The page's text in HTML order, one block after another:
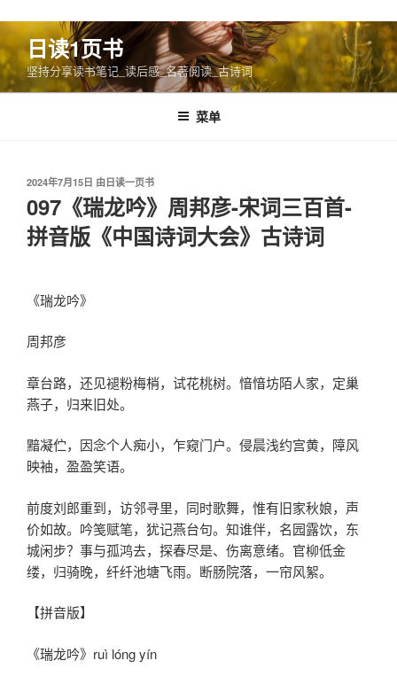
跳
至
内
容
日读1页书
坚持分享读书笔记_读后感_名著阅读_古诗词
菜单
发
布
于
2024年7月15日 由日读一页书
097《瑞龙吟》周邦彦-宋词三百首-
拼音版《中国诗词大会》古诗词
《瑞龙吟》
周邦彦
章台路，还见褪粉梅梢，试花桃树。愔愔坊陌人家，定巢
燕子，归来旧处。
黯凝伫，因念个人痴小，乍窥门户。侵晨浅约宫黄，障风
映袖，盈盈笑语。
前度刘郎重到，访邻寻里，同时歌舞，惟有旧家秋娘，声
价如故。吟笺赋笔，犹记燕台句。知谁伴，名园露饮，东
城闲步？事与孤鸿去，探春尽是、伤离意绪。官柳低金
缕，归骑晚，纤纤池塘飞雨。断肠院落，一帘风絮。
【拼音版】
《瑞龙吟》ruì lóng yín